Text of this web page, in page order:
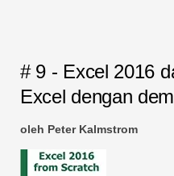
# 9 - Excel 2016
Excel dengan
oleh Peter Kalmstrom